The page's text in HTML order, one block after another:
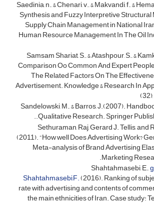
Saedinia, n., & Chenari, v., & Makvandi, f., &
Synthesis and Fuzzy Interpretive Structural
Supply Chain Management in National
Human Resource Management In The Oil
Samsam Shariat, S., & Atashpour, S., &
Comparison Oo Common And Expert
The Related Factors On The
Advertisement. Knowledge & Research In
Sandelowski, M., & Barros, J.(2007).
Qualitative Research. Springer
Sethuraman, Raj, Gerard J. Tellis, and
(2011). “How well Does Advertising Work?
Meta-analysis of Brand Advertising
Marketing
Shahtahmasebi, E.,
Shahtahmasebi,F.(2016). Ranking of
rate with advertising and contents of
the main ethnicities of Iran. Case study: